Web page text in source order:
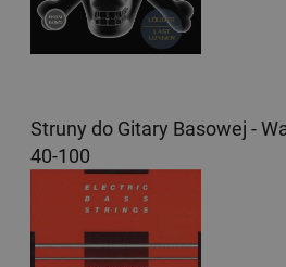
Struny do Gitary Basowej -
40-100